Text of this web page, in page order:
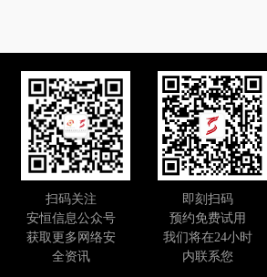
扫码关注
安恒信息公众号
获取更多网络安
全资讯
即刻扫码
预约免费试用
我们将在24小时
内联系您